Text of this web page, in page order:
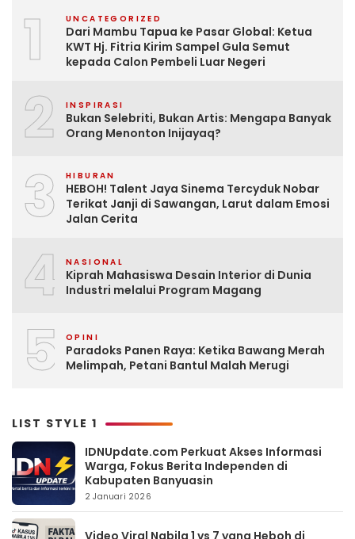
1 UNCATEGORIZED
Dari Mambu Tapua ke Pasar Global: Ketua
KWT Hj. Fitria Kirim Sampel Gula Semut
kepada Calon Pembeli Luar Negeri
2 INSPIRASI
Bukan Selebriti, Bukan Artis: Mengapa Banyak
Orang Menonton Inijayaq?
3 HIBURAN
HEBOH! Talent Jaya Sinema Tercyduk Nobar
Terikat Janji di Sawangan, Larut dalam Emosi
Jalan Cerita
4 NASIONAL
Kiprah Mahasiswa Desain Interior di Dunia
Industri melalui Program Magang
5 OPINI
Paradoks Panen Raya: Ketika Bawang Merah
Melimpah, Petani Bantul Malah Merugi
LIST STYLE 1
IDNUpdate.com Perkuat Akses Informasi
Warga, Fokus Berita Independen di
Kabupaten Banyuasin
2 Januari 2026